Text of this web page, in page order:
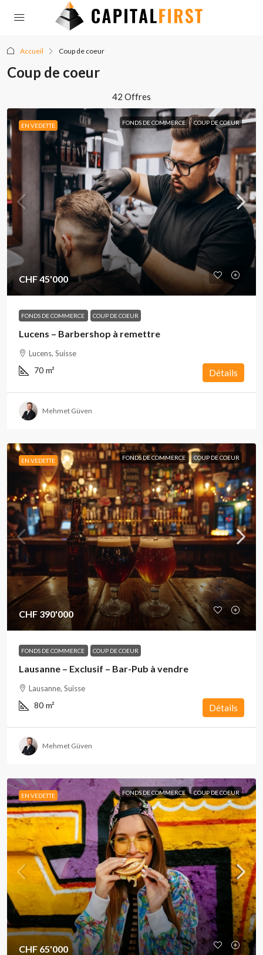
Accueil Coup de coeur
Coup de coeur
42 Offres
EN VEDETTE FONDS DE COMMERCE COUP DE COEUR
CHF 45'000
FONDS DE COMMERCE COUP DE COEUR
Lucens – Barbershop à remettre
Lucens, Suisse
70 m² Détails
Mehmet Güven
EN VEDETTE FONDS DE COMMERCE COUP DE COEUR
CHF 390'000
FONDS DE COMMERCE COUP DE COEUR
Lausanne – Exclusif – Bar-Pub à vendre
Lausanne, Suisse
80 m² Détails
Mehmet Güven
EN VEDETTE FONDS DE COMMERCE COUP DE COEUR
CHF 65'000